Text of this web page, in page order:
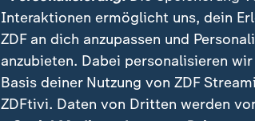
Interaktionen ermöglicht uns, dein
ZDF an dich anzupassen und
anzubieten. Dabei personalisieren
Basis deiner Nutzung von ZDF
ZDFtivi. Daten von Dritten werden